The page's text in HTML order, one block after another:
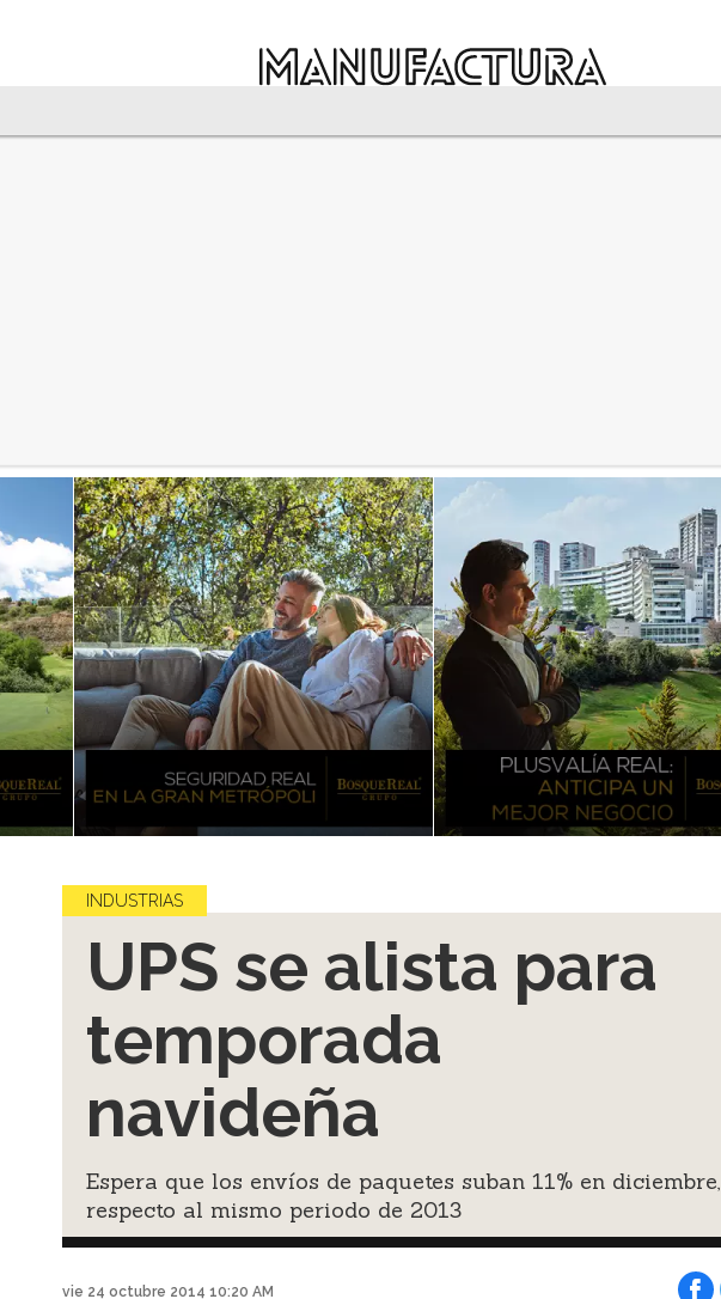
INDUSTRIAS
UPS se alista para
temporada
navideña
Espera que los envíos de paquetes suban 11% en diciembre,
respecto al mismo periodo de 2013
vie 24 octubre 2014 10:20 AM